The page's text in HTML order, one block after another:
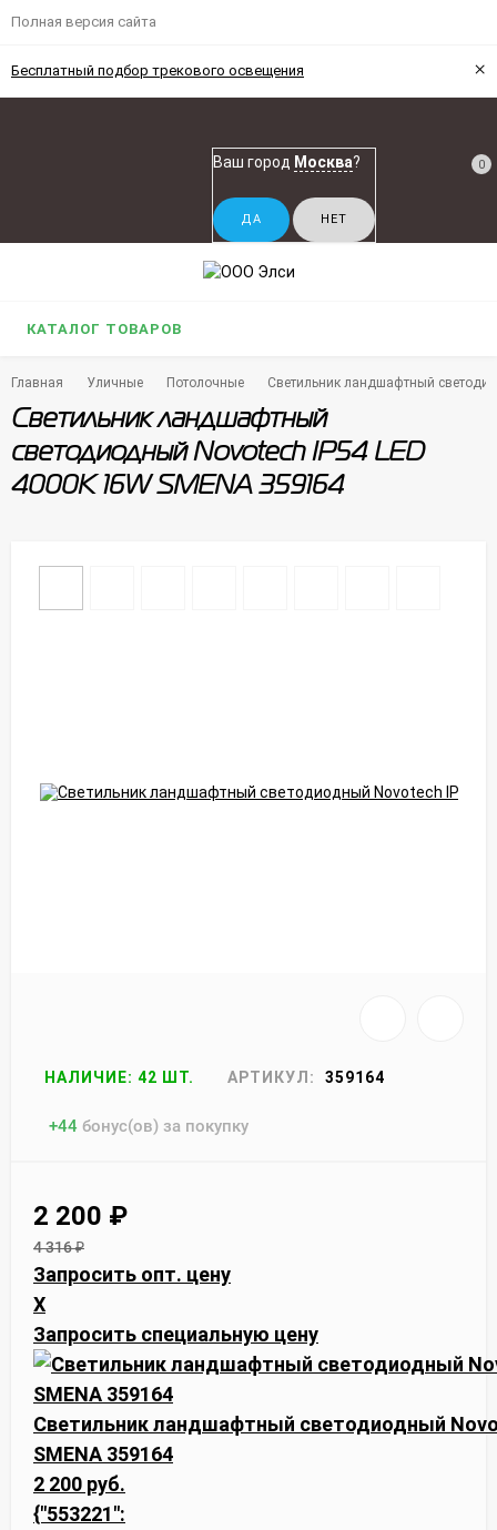
Полная версия сайта
Бесплатный подбор трекового освещения ×
Ваш город Москва? 0
КАТАЛОГ ТОВАРОВ
Главная Уличные Потолочные Светильник ландшафтный
Светильник ландшафтный
светодиодный Novotech IP54 LED
4000K 16W SMENA 359164
НАЛИЧИЕ: 42 ШТ. АРТИКУЛ: 359164
+44 бонус(ов) за покупку
2 200 ₽
4 316₽
Запросить опт. цену
X
Запросить специальную цену
Светильник ландшафтный светодиодный
SMENA 359164
2 200 руб.
{"553221":